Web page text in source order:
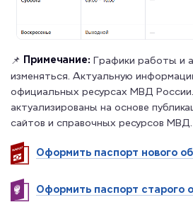
📌 Примечание: Графики работы и
изменяться. Актуальную
официальных ресурсах МВД
актуализированы на основе
сайтов и справочных ресурсов МВД.
Оформить паспорт нового
Оформить паспорт старого